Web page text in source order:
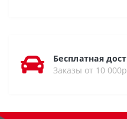
Бесплатная
Заказы от 10